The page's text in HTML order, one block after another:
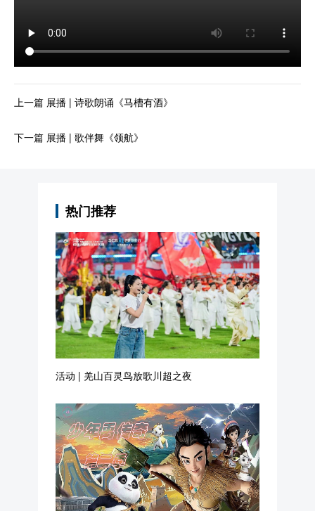
上一篇 展播 | 诗歌朗诵《马槽有酒》
下一篇 展播 | 歌伴舞《领航》
活动 | 羌山百灵鸟放歌川超之夜